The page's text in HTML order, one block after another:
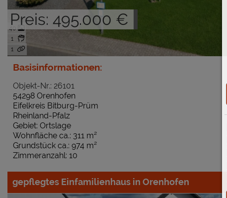
1
1
40
Basisinformationen:
Objekt-Nr.: 26101
54298 Orenhofen
Eifelkreis Bitburg-Prüm
Rheinland-Pfalz
Gebiet: Ortslage
Preis: 495.000 €
Wohnfläche ca.: 311 m²
Grundstück ca.: 974 m²
Zimmeranzahl: 10
gepflegtes Einfamilienhaus in Orenhofen